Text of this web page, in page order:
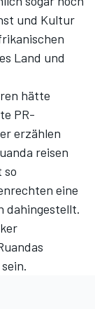
und Kultur
Land und
hätte
PR-
erzählen
reisen
so
eine
dahingestellt.